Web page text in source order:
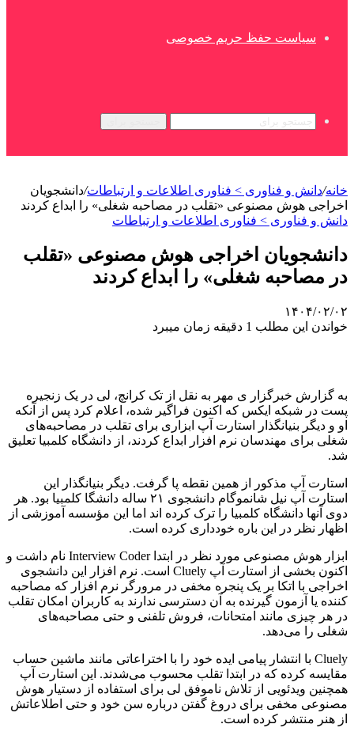
سیاست حفظ حریم خصوصی
خانه/دانش و فناوری > فناوری اطلاعات و ارتباطات/دانشجویان
اخراجی هوش مصنوعی «تقلب در مصاحبه شغلی» را ابداع کردند
دانش و فناوری > فناوری اطلاعات و ارتباطات
دانشجویان اخراجی هوش مصنوعی «تقلب
در مصاحبه شغلی» را ابداع کردند
۱۴۰۴/۰۲/۰۲
خواندن این مطلب 1 دقیقه زمان میبرد
به گزارش خبرگزار ی مهر به نقل از تک کرانچ، لی در یک زنجیره
پست در شبکه ایکس که اکنون فراگیر شده، اعلام کرد پس از آنکه
او و دیگر بنیانگذار استارت آپ ابزاری برای تقلب در مصاحبه‌های
شغلی برای مهندسان نرم افزار ابداع کردند، از دانشگاه کلمبیا تعلیق
شد.
استارت آپ مذکور از همین نقطه پا گرفت. دیگر بنیانگذار این
استارت آپ نیل شانموگام دانشجوی ۲۱ ساله دانشگا کلمبیا بود. هر
دوی آنها دانشگاه کلمبیا را ترک کرده اند اما این مؤسسه آموزشی از
اظهار نظر در این باره خودداری کرده است.
ابزار هوش مصنوعی مورد نظر در ابتدا Interview Coder نام داشت و
اکنون بخشی از استارت آپ
Cluely است. نرم افزار این دانشجوی
اخراجی با اتکا بر یک پنجره مخفی در مرورگر نرم افزار که مصاحبه
کننده یا آزمون گیرنده به آن دسترسی ندارند به کاربران امکان تقلب
در هر چیزی مانند امتحانات، فروش تلفنی و حتی مصاحبه‌های
شغلی را می‌دهد.
Cluely با انتشار پیامی ایده خود را با اختراعاتی مانند ماشین حساب
مقایسه کرده که در ابتدا تقلب محسوب می‌شدند. این استارت آپ
همچنین ویدئویی از تلاش ناموفق لی برای استفاده از دستیار هوش
مصنوعی مخفی برای دروغ گفتن درباره سن خود و حتی اطلاعاتش
از هنر منتشر کرده است.